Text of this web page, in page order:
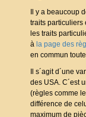
Il y a beaucoup
traits particuliers
les traits
à la page des
en commun
Il s´agit d´une
des USA. C´est
(règles comme
différence de
maximum de